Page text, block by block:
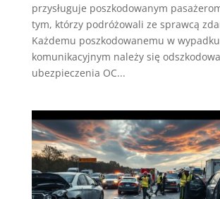
przysługuje poszkodowanym
tym, którzy podróżowali ze sprawcą
Każdemu poszkodowanemu w wypadku
komunikacyjnym należy się
ubezpieczenia OC...